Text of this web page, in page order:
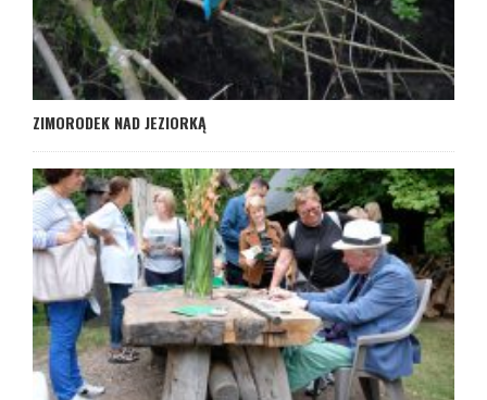
ZIMORODEK NAD JEZIORKĄ